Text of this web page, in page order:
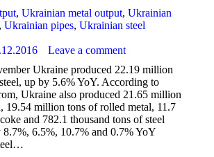
, Ukrainian metal output, Ukrainian
, Ukrainian pipes, Ukrainian steel
Leave a comment
Ukraine produced 22.19 million
up by 5.6% YoY. According to
Ukraine also produced 21.65 million
19.54 million tons of rolled metal, 11.7
and 782.1 thousand tons of steel
8.7%, 6.5%, 10.7% and 0.7% YoY